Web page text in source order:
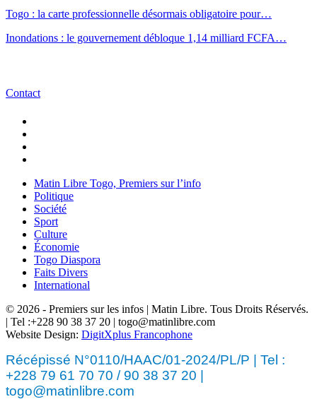
Togo : la carte professionnelle désormais obligatoire pour…
Inondations : le gouvernement débloque 1,14 milliard FCFA…
Contact
Matin Libre Togo, Premiers sur l’info
Politique
Société
Sport
Culture
Économie
Togo Diaspora
Faits Divers
International
© 2026 - Premiers sur les infos | Matin Libre. Tous Droits Réservés.
| Tel :+228 90 38 37 20 | togo@matinlibre.com
Website Design: DigitXplus Francophone
Récépissé N°0110/HAAC/01-2024/PL/P | Tel :
+228 79 61 70 70 / 90 38 37 20 |
togo@matinlibre.com